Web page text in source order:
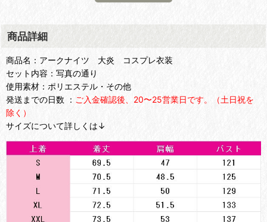
商品詳細
商品名：アークナイツ 大炎 コスプレ衣装
セット内容：写真の通り
使用素材：ポリエステル・その他
発送までの日数 ： ご入金確認後、20〜25営業日です。（土日祝を
除く）
サイズについて詳しくは↓